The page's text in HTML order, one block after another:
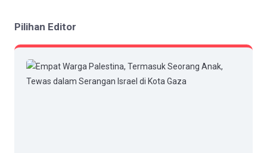
Pilihan Editor